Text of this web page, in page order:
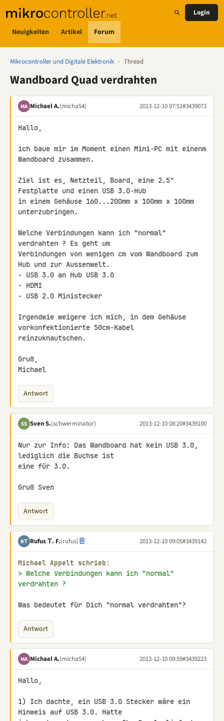
Neuigkeiten Artikel Forum
Login
Mikrocontroller und Digitale Elektronik › Thread
Wandboard Quad verdrahten
MA Michael A.(micha54) 2013-12-10 07:51#3439073
Hallo,
ich baue mir im Moment einen Mini-PC mit einenm
Wandboard zusammen.
Ziel ist es, Netzteil, Board, eine 2.5"
Festplatte und einen USB 3.0-Hub
in einem Gehäuse 160...200mm x 100mm x 100mm
unterzubringen.
Welche Verbindungen kann ich "normal"
verdrahten ? Es geht um
Verbindungen von wenigen cm vom Wandboard zum
Hub und zur Aussenwelt.
- USB 3.0 an Hub USB 3.0
- HDMI
- USB 2.0 Ministecker
Irgendwie weigere ich mich, in dem Gehäuse
vorkonfektionierte 50cm-Kabel
reinzuknautschen.
Gruß,
Michael
Antwort
SS Sven S.(schwerminator) 2013-12-10 08:20#3439100
Nur zur Info: Das Wandboard hat kein USB 3.0,
lediglich die Buchse ist
eine für 3.0.
Gruß Sven
Antwort
RΤ Rufus Τ. F.(rufus) 2013-12-10 09:05#3439142
Michael Appelt schrieb:
> Welche Verbindungen kann ich "normal"
verdrahten ?
Was bedeutet für Dich "normal verdrahten"?
Antwort
MA Michael A.(micha54) 2013-12-10 09:59#3439223
Hallo,
1) Ich dachte, ein USB 3.0 Stecker wäre ein
Hinweis auf USB 3.0. Hatte